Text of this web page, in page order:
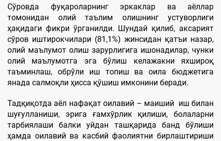
Сўровда фуқароларнинг эркаклар ва аёллар
томонидан олий таълим олишнинг устуворлиги
ҳақидаги фикри ўрганилди. Шундай қилиб, аксарият
сўров иштирокчилари (81,1%) жинсидан қатъи назар,
олий маълумот олиш зарурлигига ишонадилар, чунки
олий маълумотга эга бўлиш келажакни яхшироқ
таъминлаш, обрўли иш топиш ва оила бюджетига
янада салмоқли ҳисса қўшиш имконини беради.
Тадқиқотда аёл нафақат оилавий – маиший иш билан
шуғулланиши, эрига ғамхўрлик қилиши, болаларни
тарбиялаши балки уйдан ташқарида банд бўлиши
ҳамда оилавий ва касбий фаолиятни бирлаштириши